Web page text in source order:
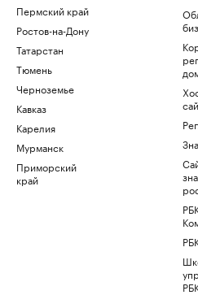
Пермский край
Ростов-на-Дону
Татарстан
Тюмень
Черноземье
Кавказ
Карелия
Мурманск
Приморский
край